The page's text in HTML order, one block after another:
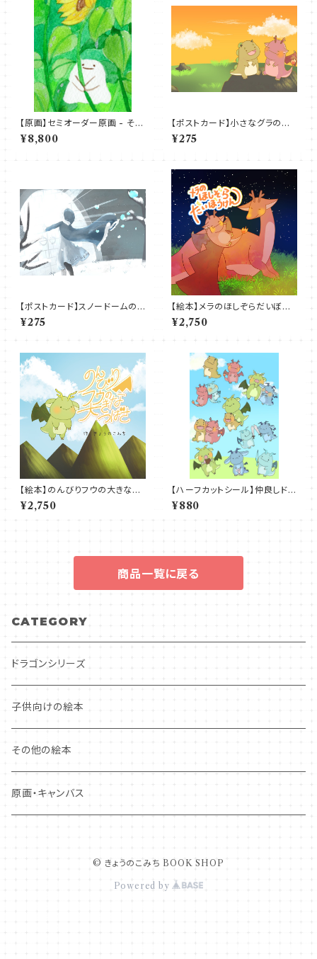
【原画】セミオーダー原画 - その
他の絵本（お手紙付き）
¥8,800
【ポストカード】小さなグラの大
きないっぽ
¥275
【ポストカード】スノードームの
秘密の扉
¥275
【絵本】メラのほしぞらだいぼう
けん
¥2,750
【絵本】のんびりフウの大きなつ
ばさ
¥2,750
【ハーフカットシール】仲良しドラ
ゴン
¥880
商品一覧に戻る
CATEGORY
ドラゴンシリーズ
子供向けの絵本
その他の絵本
原画・キャンバス
© きょうのこみち BOOK SHOP
Powered by